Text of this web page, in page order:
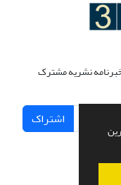
نشریه مشترک
اشتراک